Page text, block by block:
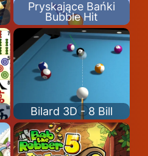
Pryskające Bańki
Bubble Hit
Bilard 3D - 8 Bill